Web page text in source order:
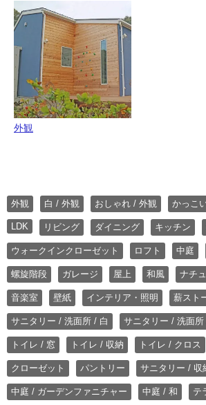
外観
外観 白 / 外観 おしゃれ / 外観 かっこ
LDK リビング ダイニング キッチン
ウォークインクローゼット ロフト 中庭
螺旋階段 ガレージ 屋上 和風 ナチ
音楽室 壁紙 インテリア・照明 薪スト
サニタリー / 洗面所 / 白 サニタリー / 洗面所
トイレ / 窓 トイレ / 収納 トイレ / クロス
クローゼット パントリー サニタリー / 収
中庭 / ガーデンファニチャー 中庭 / 和 テ